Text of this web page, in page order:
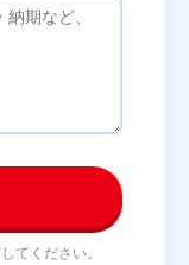
てください。